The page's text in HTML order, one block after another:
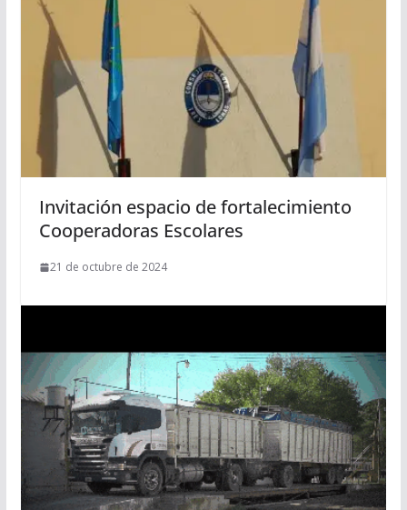
Invitación espacio de fortalecimiento
Cooperadoras Escolares
21 de octubre de 2024